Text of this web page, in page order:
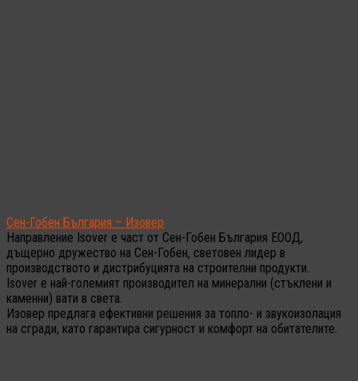
Сен-Гобен България – Изовер
Направление Isover е част от Сен-Гобен България ЕООД,
дъщерно дружество на Сен-Гобен, световен лидер в
производството и дистрибуцията на строителни продукти.
Isover е най-големият производител на минерални (стъклени и
каменни) вати в света.
Изовер предлага ефективни решения за топло- и звукоизолация
на сгради, като гарантира сигурност и комфорт на обитателите.